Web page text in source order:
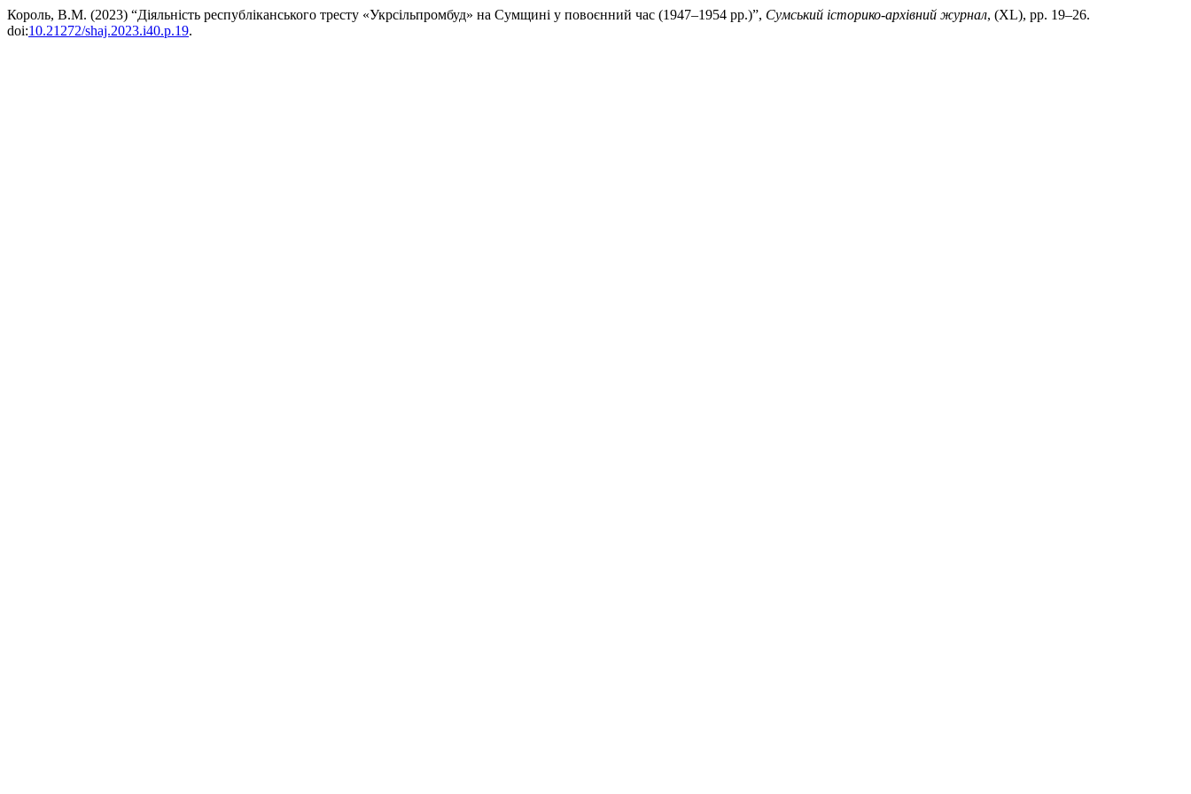
Король, В.М. (2023) “Діяльність республіканського тресту «Укрсільпромбуд» на Сумщині у повоєнний час (1947–1954 рр.)”, Сумський історико-архівний журнал, (XL), pp. 19–26.
doi:10.21272/shaj.2023.i40.p.19.